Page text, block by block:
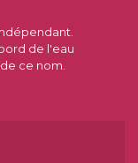
de l'eau
ce nom.